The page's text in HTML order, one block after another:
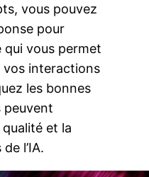
vous pouvez
pour
vous permet
vos interactions
les bonnes
peuvent
et la
l’IA.